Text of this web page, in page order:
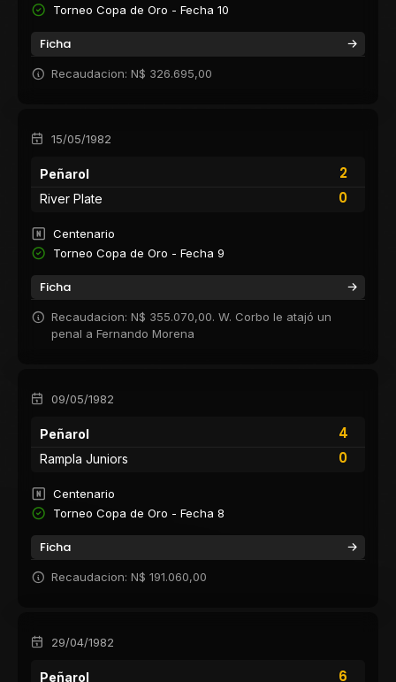
Torneo Copa de Oro - Fecha 10
Ficha
Recaudacion: N$ 326.695,00
15/05/1982
Peñarol
2
0
River Plate
Centenario
Torneo Copa de Oro - Fecha 9
Ficha
Recaudacion: N$ 355.070,00. W. Corbo le atajó un
penal a Fernando Morena
09/05/1982
Peñarol
4
0
Rampla Juniors
Centenario
Torneo Copa de Oro - Fecha 8
Ficha
Recaudacion: N$ 191.060,00
29/04/1982
Peñarol 6